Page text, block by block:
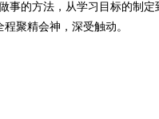
事的方法，从学习目标的制
聚精会神，深受触动。